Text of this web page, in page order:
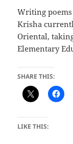
Writing poems
Krisha
Oriental,
Elementary
SHARE THIS:
LIKE THIS: